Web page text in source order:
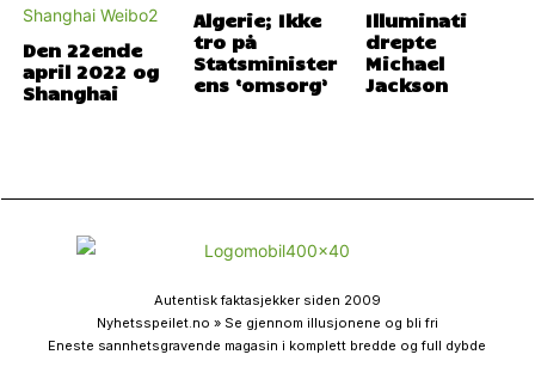
Den 22ende
april 2022 og
Shanghai
Algerie; Ikke
tro på
Statsminister
ens ‘omsorg’
Illuminati
drepte
Michael
Jackson
Autentisk faktasjekker siden 2009
Nyhetsspeilet.no » Se gjennom illusjonene og bli fri
Eneste sannhetsgravende magasin i komplett bredde og full dybde